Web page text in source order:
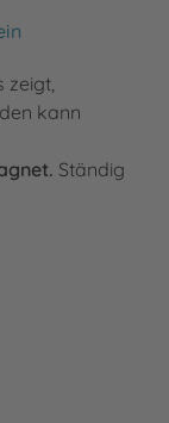
zeigt,
kann
Ständig